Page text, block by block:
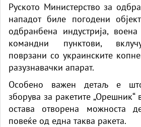
Руското Министерство за
нападот биле погодени
одбранбена индустрија,
командни пунктови,
поврзани со украинските
разузнавачки апарат.
Особено важен детаљ е
зборува за ракетите
остава отворена можноста
повеќе од една таква ракета.